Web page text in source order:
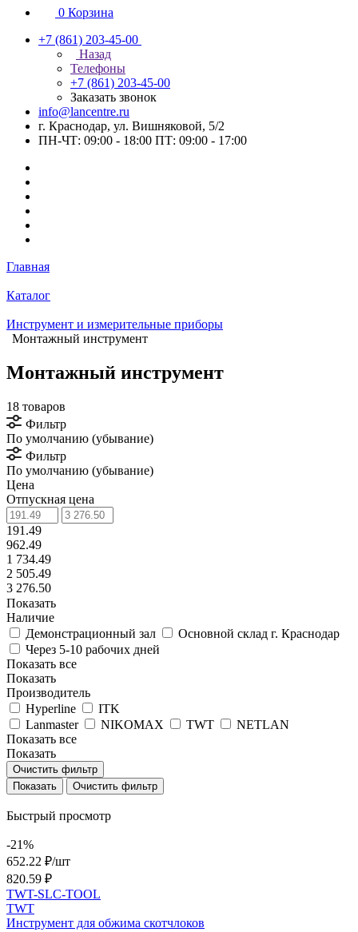
0 Корзина
+7 (861) 203-45-00
Назад
Телефоны
+7 (861) 203-45-00
Заказать звонок
info@lancentre.ru
г. Краснодар, ул. Вишняковой, 5/2
ПН-ЧТ: 09:00 - 18:00 ПТ: 09:00 - 17:00
Главная
Каталог
Инструмент и измерительные приборы
Монтажный инструмент
Монтажный инструмент
18 товаров
Фильтр
По умолчанию (убывание)
Фильтр
По умолчанию (убывание)
Цена
Отпускная цена
191.49
962.49
1 734.49
2 505.49
3 276.50
Показать
Наличие
Демонстрационный зал
Основной склад г. Краснодар
Через 5-10 рабочих дней
Показать все
Показать
Производитель
Hyperline
ITK
Lanmaster
NIKOMAX TWT
NETLAN
Показать все
Показать
Очистить фильтр
Очистить фильтр
Быстрый просмотр
-21%
652.22 ₽/шт
820.59 ₽
TWT-SLC-TOOL
TWT
Инструмент для обжима скотчлоков